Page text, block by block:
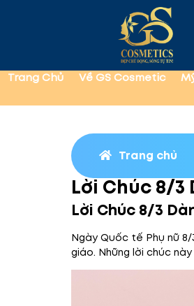
Trang Chủ Về GS Cosmetic
Trang chủ
Lời Chúc 8/3
Lời Chúc 8/3
Ngày Quốc tế Phụ nữ
giáo. Những lời chúc